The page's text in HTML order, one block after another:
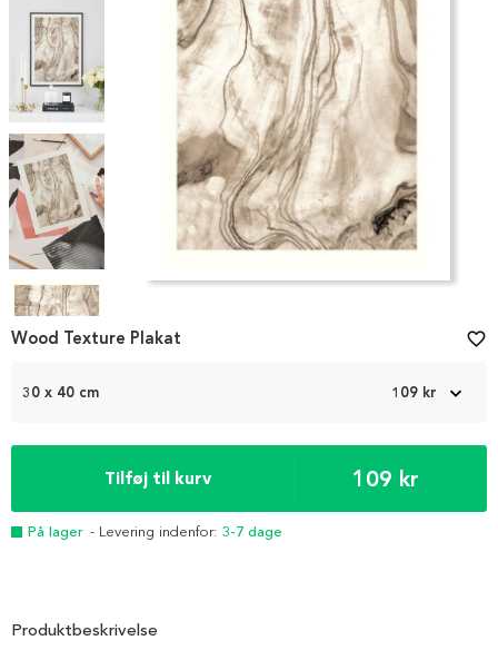
1
30 x 40 cm 109 kr
Tilføj til kurv 109 kr
På lager - Levering indenfor: 3-7 dage
Wood Texture Plakat favorite_border
Produktbeskrivelse